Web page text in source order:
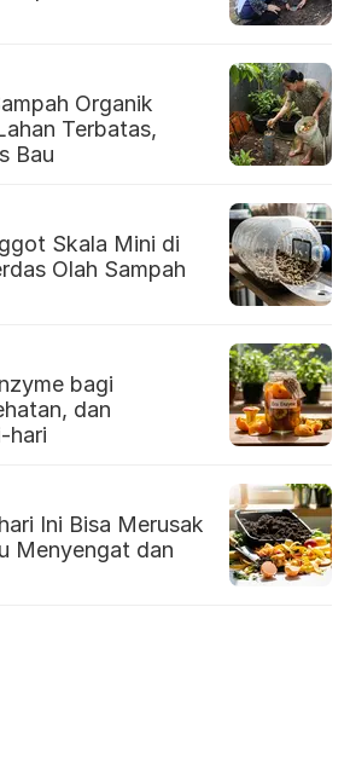
Organik
Terbatas,
Bau
Skala Mini di
Olah Sampah
bagi
dan
hari
Ini Bisa Merusak
Menyengat dan